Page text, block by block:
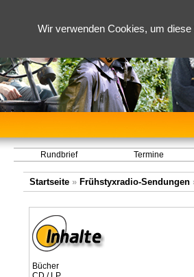
Wir verwenden Cookies, um
Rundbrief Termine
Startseite » Frühstyxradio-Sendungen
Bücher